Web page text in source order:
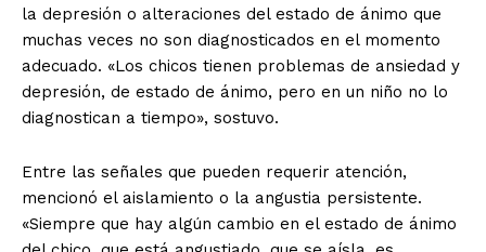
la depresión o alteraciones del estado de ánimo que
muchas veces no son diagnosticados en el momento
adecuado. «Los chicos tienen problemas de ansiedad y
depresión, de estado de ánimo, pero en un niño no lo
diagnostican a tiempo», sostuvo.
Entre las señales que pueden requerir atención,
mencionó el aislamiento o la angustia persistente.
«Siempre que hay algún cambio en el estado de ánimo